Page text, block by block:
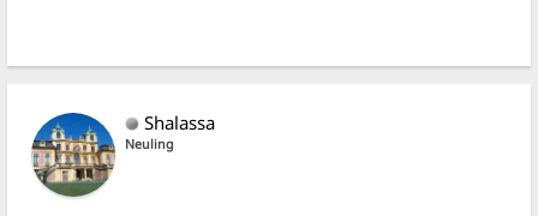
Shalassa
Neuling